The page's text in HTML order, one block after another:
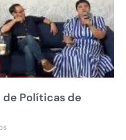
Políticas de